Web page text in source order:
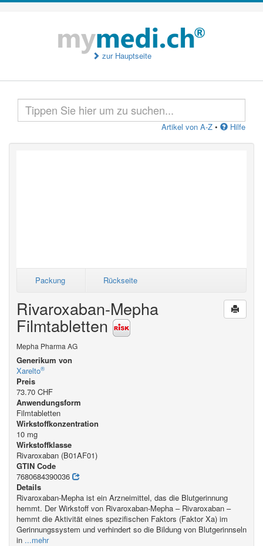
zur Hauptseite
Artikel von A-Z • Hilfe
Packung Rückseite
Rivaroxaban-Mepha
Filmtabletten
Mepha Pharma AG
Generikum von
Xarelto®
Preis
73.70 CHF
Anwendungsform
Filmtabletten
Wirkstoffkonzentration
10 mg
Wirkstoffklasse
Rivaroxaban (B01AF01)
GTIN Code
7680684390036
Details
Rivaroxaban-Mepha ist ein Arzneimittel, das die Blutgerinnung
hemmt. Der Wirkstoff von Rivaroxaban-Mepha – Rivaroxaban –
hemmt die Aktivität eines spezifischen Faktors (Faktor Xa) im
Gerinnungssystem und verhindert so die Bildung von Blutgerinnseln
in ...mehr